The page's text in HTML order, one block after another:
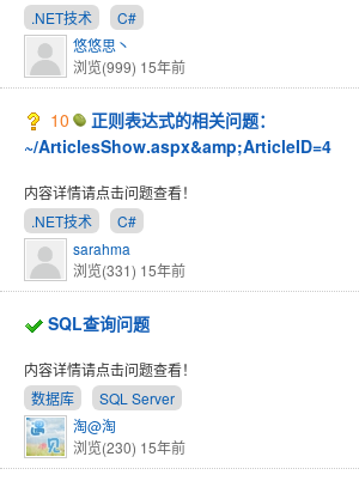
.NET技术
C#
悠悠思丶
浏览(999) 15年前
10
正则表达式的相关问题：
~/ArticlesShow.aspx&amp;ArticleID=4
内容详情请点击问题查看！
.NET技术
C#
sarahma
浏览(331) 15年前
SQL查询问题
内容详情请点击问题查看！
数据库
SQL Server
淘@淘
浏览(230) 15年前